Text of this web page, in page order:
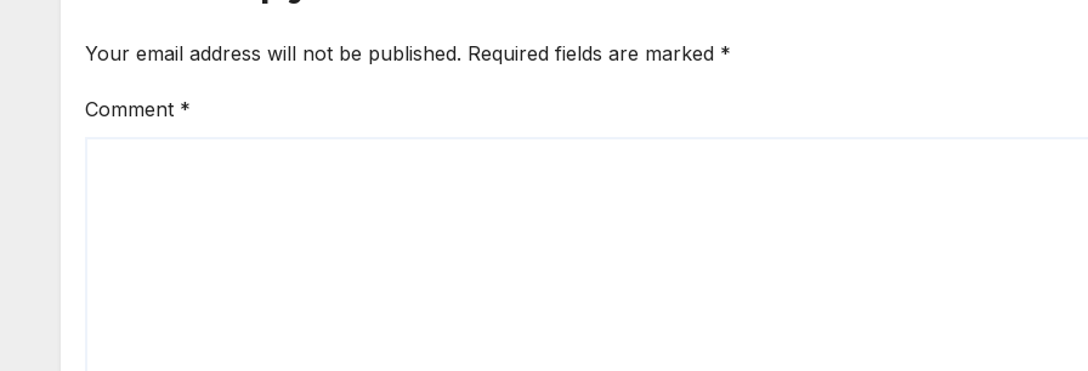
Your email address will not be published. Required fields are marked *
Comment *